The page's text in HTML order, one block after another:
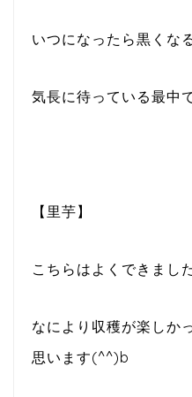
いつになったら黒くな
気長に待っている最中
【里芋】
こちらはよくできまし
なにより収穫が楽しか
思います(^^)b